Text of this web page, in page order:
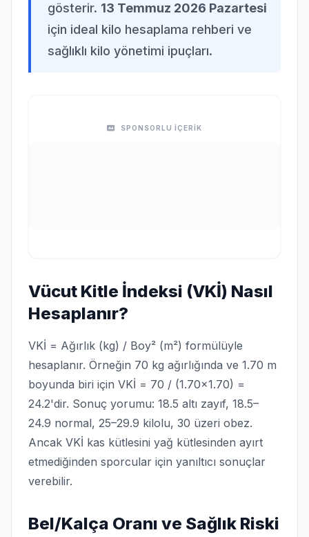
gösterir. 13 Temmuz 2026 Pazartesi
için ideal kilo hesaplama rehberi ve
sağlıklı kilo yönetimi ipuçları.
SPONSORLU İÇERİK
Vücut Kitle İndeksi (VKİ) Nasıl
Hesaplanır?
VKİ = Ağırlık (kg) / Boy² (m²) formülüyle
hesaplanır. Örneğin 70 kg ağırlığında ve 1.70 m
boyunda biri için VKİ = 70 / (1.70×1.70) =
24.2'dir. Sonuç yorumu: 18.5 altı zayıf, 18.5–
24.9 normal, 25–29.9 kilolu, 30 üzeri obez.
Ancak VKİ kas kütlesini yağ kütlesinden ayırt
etmediğinden sporcular için yanıltıcı sonuçlar
verebilir.
Bel/Kalça Oranı ve Sağlık Riski